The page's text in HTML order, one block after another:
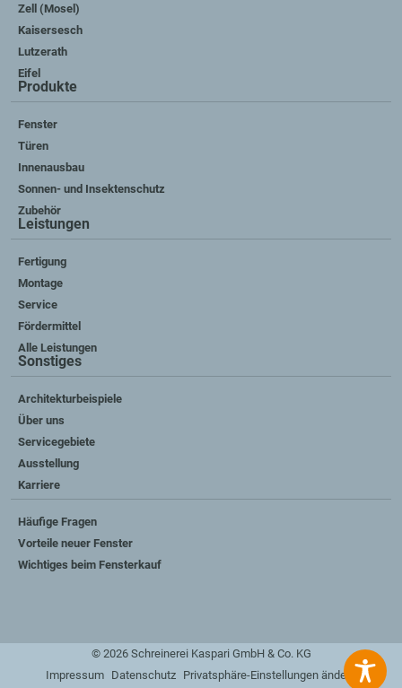
Zell (Mosel)
Kaisersesch
Lutzerath
Eifel
Produkte
Fenster
Türen
Innenausbau
Sonnen- und Insektenschutz
Zubehör
Leistungen
Fertigung
Montage
Service
Fördermittel
Alle Leistungen
Sonstiges
Architekturbeispiele
Über uns
Servicegebiete
Ausstellung
Karriere
Häufige Fragen
Vorteile neuer Fenster
Wichtiges beim Fensterkauf
© 2026 Schreinerei Kaspari GmbH & Co. KG
Impressum Datenschutz Privatsphäre-Einstellungen ändern